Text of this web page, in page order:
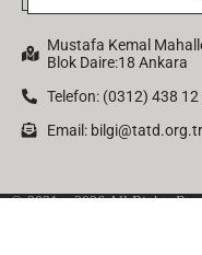
Mustafa Kemal
Blok Daire:18 Ankara
Telefon: (0312) 438 12
Email: bilgi@tatd.org.tr
© 2021 – 2026 All Rights